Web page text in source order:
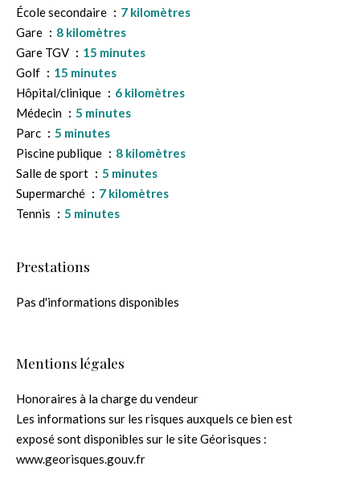
École secondaire
7 kilomètres
Gare
8 kilomètres
Gare TGV
15 minutes
Golf
15 minutes
Hôpital/clinique
6 kilomètres
Médecin
5 minutes
Parc
5 minutes
Piscine publique
8 kilomètres
Salle de sport
5 minutes
Supermarché
7 kilomètres
Tennis
5 minutes
Prestations
Pas d'informations disponibles
Mentions légales
Honoraires à la charge du vendeur
Les informations sur les risques auxquels ce bien est
exposé sont disponibles sur le site Géorisques :
www.georisques.gouv.fr